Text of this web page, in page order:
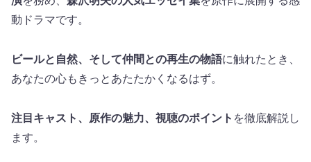
動ドラマです。
ビールと自然、そして仲間との再生の物語に触れたとき、
あなたの心もきっとあたたかくなるはず。
注目キャスト、原作の魅力、視聴のポイント を徹底解説し
ます。